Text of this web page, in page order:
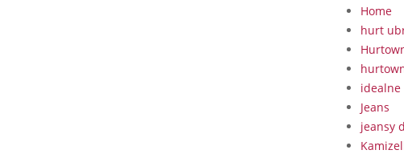
Home
hurt
Jeans
jeansy